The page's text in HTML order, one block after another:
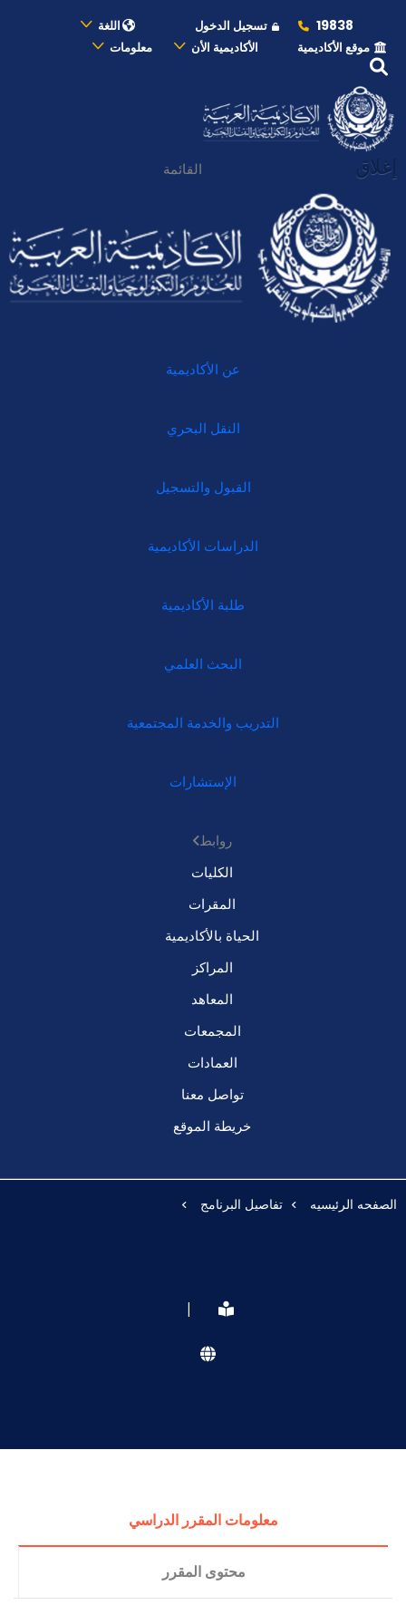
19838 تسجيل الدخول
اللغة
موقع الأكاديمية
الأكاديمية الأن معلومات
إغلاق القائمة
عن الأكاديمية
النقل البحري
القبول والتسجيل
الدراسات الأكاديمية
طلبة الأكاديمية
البحث العلمي
التدريب والخدمة المجتمعية
الإستشارات
روابط
الكليات
المقرات
الحياة بالأكاديمية
المراكز
المعاهد
المجمعات
العمادات
تواصل معنا
خريطة الموقع
الصفحه الرئيسيه تفاصيل البرنامج
|
معلومات المقرر الدراسي
محتوى المقرر